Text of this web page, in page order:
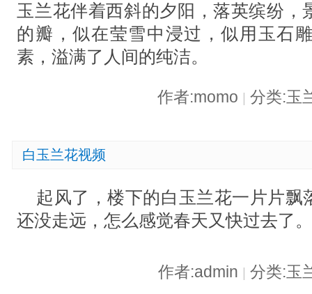
玉兰花伴着西斜的夕阳，落英缤纷，
的瓣，似在莹雪中浸过，似用玉石
素，溢满了人间的纯洁。
作者:momo 分类:玉
白玉兰花视频
起风了，楼下的白玉兰花一片片飘
还没走远，怎么感觉春天又快过去了
作者:admin | 分类:玉